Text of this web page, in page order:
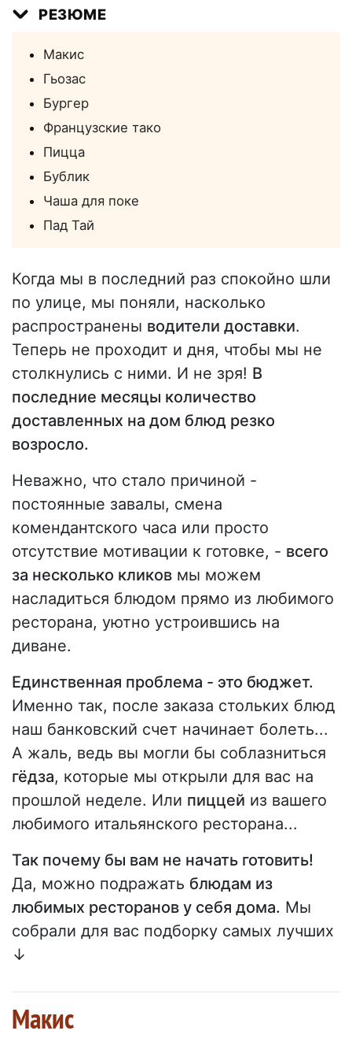
РЕЗЮМЕ
Макис
Гьозас
Бургер
Французские тако
Пицца
Бублик
Чаша для поке
Пад Тай
Когда мы в последний раз спокойно шли
по улице, мы поняли, насколько
распространены водители доставки.
Теперь не проходит и дня, чтобы мы не
столкнулись с ними. И не зря! В
последние месяцы количество
доставленных на дом блюд резко
возросло.
Неважно, что стало причиной -
постоянные завалы, смена
комендантского часа или просто
отсутствие мотивации к готовке, - всего
за несколько кликов мы можем
насладиться блюдом прямо из любимого
ресторана, уютно устроившись на
диване.
Единственная проблема - это бюджет.
Именно так, после заказа стольких блюд
наш банковский счет начинает болеть...
А жаль, ведь вы могли бы соблазниться
гёдза, которые мы открыли для вас на
прошлой неделе. Или пиццей из вашего
любимого итальянского ресторана...
Так почему бы вам не начать готовить!
Да, можно подражать блюдам из
любимых ресторанов у себя дома. Мы
собрали для вас подборку самых лучших
↓
Макис